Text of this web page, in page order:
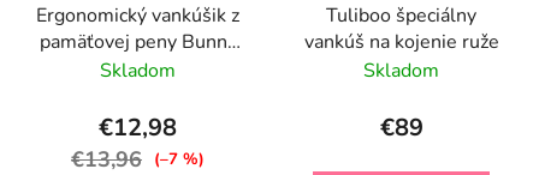
Ergonomický vankúšik z
pamäťovej peny Bunny
Airknit Grey
Skladom
€12,98
€13,96 (–7 %)
Tuliboo špeciálny
vankúš na kojenie ruže
Skladom
€89